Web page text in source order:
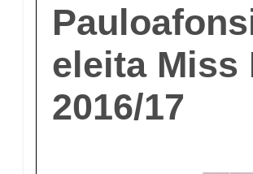
eleita Miss
2016/17